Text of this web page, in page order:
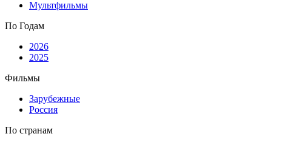
Мультфильмы
По Годам
2026
2025
Фильмы
Зарубежные
Россия
По странам